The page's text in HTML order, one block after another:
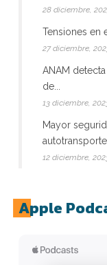
28 diciembre,
Tensiones en
27 diciembre,
ANAM
de...
13 diciembre,
Mayor
autotransporte...
12 diciembre,
Apple